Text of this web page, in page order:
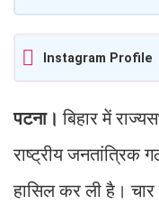
Instagram Profile
पटना।बिहार में
राष्ट्रीय जनतांत्रिक
हासिल कर ली है।